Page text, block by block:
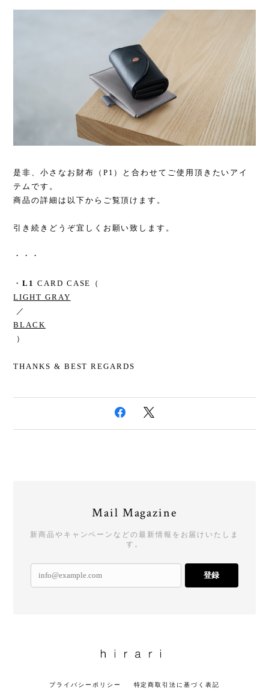
是非、小さなお財布（P1）と合わせてご使用頂きたいアイ
テムです。
商品の詳細は以下からご覧頂けます。
引き続きどうぞ宜しくお願い致します。
・・・
・L1 CARD CASE（
LIGHT GRAY
／
BLACK
）
THANKS & BEST REGARDS
Mail Magazine
新商品やキャンペーンなどの最新情報をお届けいたしま
す。
登録
プライバシーポリシー 特定商取引法に基づく表記